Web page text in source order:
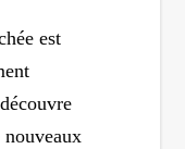
est
nouveaux